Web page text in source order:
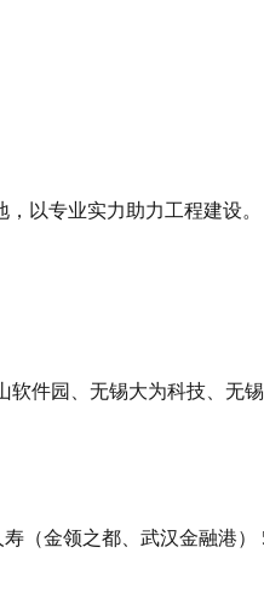
以专业实力助力工程建设。
件园、无锡大为科技、无
（金领之都、武汉金融港）